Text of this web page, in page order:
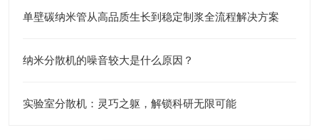
单壁碳纳米管从高品质生长到稳定制浆全流程解决方案
纳米分散机的噪音较大是什么原因？
实验室分散机：灵巧之躯，解锁科研无限可能